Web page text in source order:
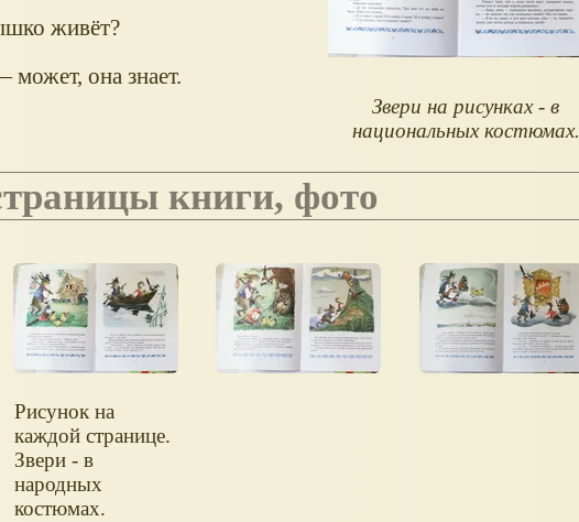
Звери на рисунках - в
национальных костюмах.
живёт?
она знает.
книги, фото
Рисунок на
каждой странице.
Звери - в
народных
костюмах.